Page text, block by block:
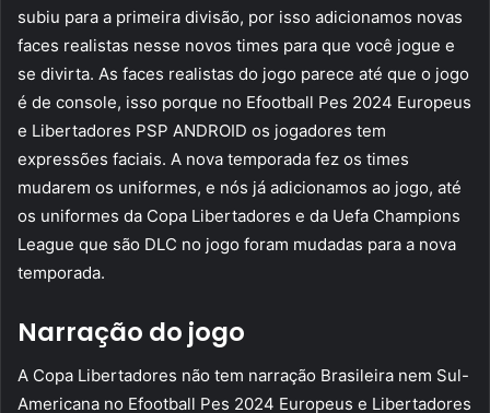
subiu para a primeira divisão, por isso adicionamos novas
faces realistas nesse novos times para que você jogue e
se divirta. As faces realistas do jogo parece até que o jogo
é de console, isso porque no Efootball Pes 2024 Europeus
e Libertadores PSP ANDROID os jogadores tem
expressões faciais. A nova temporada fez os times
mudarem os uniformes, e nós já adicionamos ao jogo, até
os uniformes da Copa Libertadores e da Uefa Champions
League que são DLC no jogo foram mudadas para a nova
temporada.
Narração do jogo
A Copa Libertadores não tem narração Brasileira nem Sul-
Americana no Efootball Pes 2024 Europeus e Libertadores